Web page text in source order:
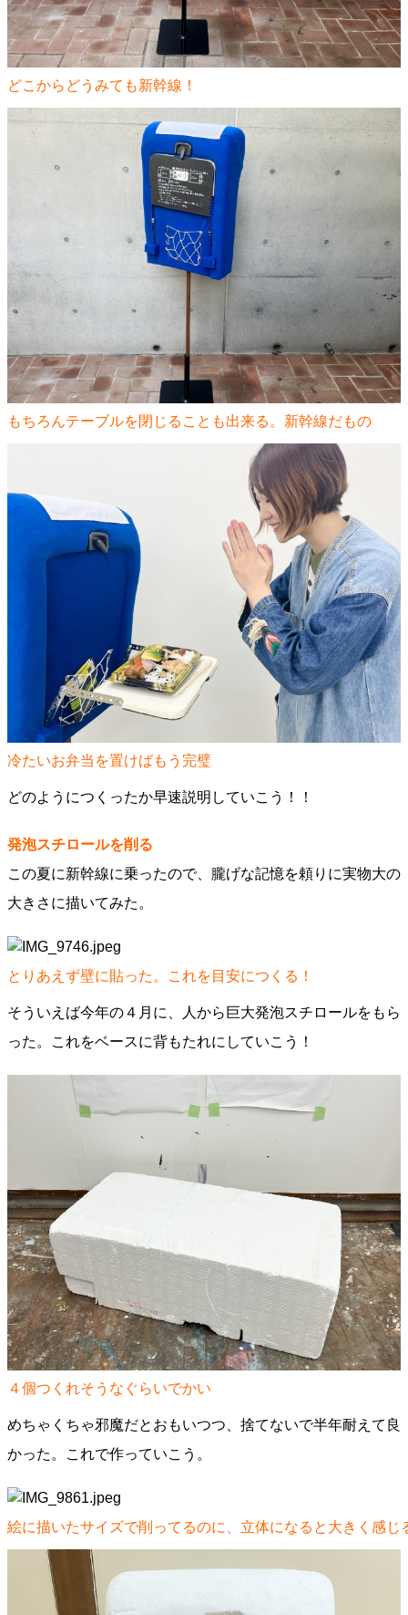
どこからどうみても新幹線！
もちろんテーブルを閉じることも出来る。新幹線だもの
冷たいお弁当を置けばもう完璧
どのようにつくったか早速説明していこう！！
発泡スチロールを削る
この夏に新幹線に乗ったので、朧げな記憶を頼りに実物大の
大きさに描いてみた。
とりあえず壁に貼った。これを目安につくる！
そういえば今年の４月に、人から巨大発泡スチロールをもら
った。これをベースに背もたれにしていこう！
４個つくれそうなぐらいでかい
めちゃくちゃ邪魔だとおもいつつ、捨てないで半年耐えて良
かった。これで作っていこう。
絵に描いたサイズで削ってるのに、立体になると大きく感じ